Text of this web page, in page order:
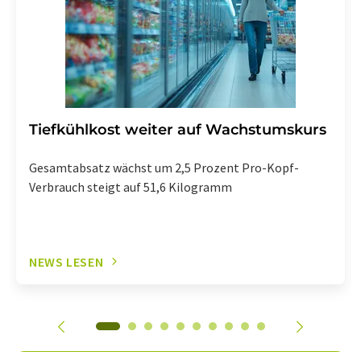
Tiefkühlkost weiter auf Wachstumskurs
Gesamtabsatz wächst um 2,5 Prozent Pro-Kopf-
Verbrauch steigt auf 51,6 Kilogramm
NEWS LESEN